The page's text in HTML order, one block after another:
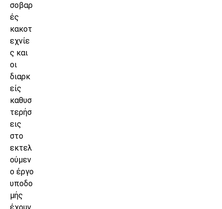
σοβαρ
ές
κακοτ
εχνίε
ς και
οι
διαρκ
είς
καθυσ
τερήσ
εις
στο
εκτελ
ούμεν
ο έργο
υποδο
μής